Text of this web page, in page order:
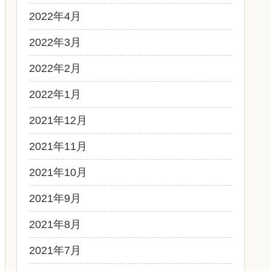
2022年4月
2022年3月
2022年2月
2022年1月
2021年12月
2021年11月
2021年10月
2021年9月
2021年8月
2021年7月